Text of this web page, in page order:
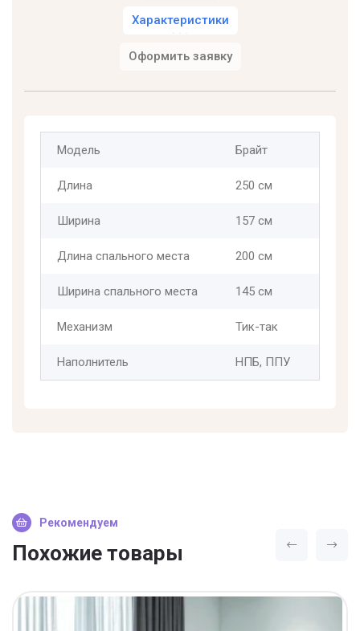
Характеристики
Оформить заявку
Модель Брайт
Длина 250 см
Ширина 157 см
Длина спального места 200 см
Ширина спального места 145 см
Механизм Тик-так
Наполнитель НПБ, ППУ
Рекомендуем
Похожие товары